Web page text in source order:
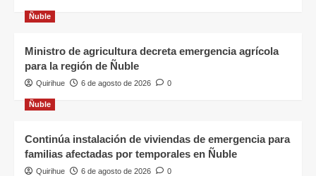
Ñuble
Ministro de agricultura decreta emergencia agrícola
para la región de Ñuble
Quirihue 6 de agosto de 2026 0
Ñuble
Continúa instalación de viviendas de emergencia para
familias afectadas por temporales en Ñuble
Quirihue 6 de agosto de 2026 0